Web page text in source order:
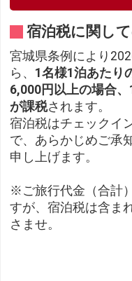
宿泊税に関し
宮城県条例により
ら、 1名様1泊あたり
6,000円以上の場合
が課税されます。
宿泊税はチェックイ
で、あらかじめご承
申し上げます。
※ご旅行代金（合計
すが、宿泊税は含ま
さませ。